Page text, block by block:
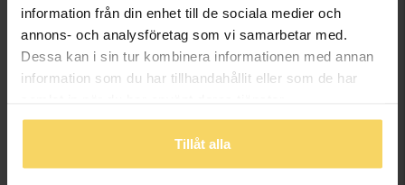
information från din enhet till de sociala medier och
annons- och analysföretag som vi samarbetar med.
Dessa kan i sin tur kombinera informationen med annan
information som du har tillhandahållit eller som de har
Tillåt alla